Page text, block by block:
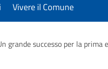
Vivere il Comune
grande successo per la prima